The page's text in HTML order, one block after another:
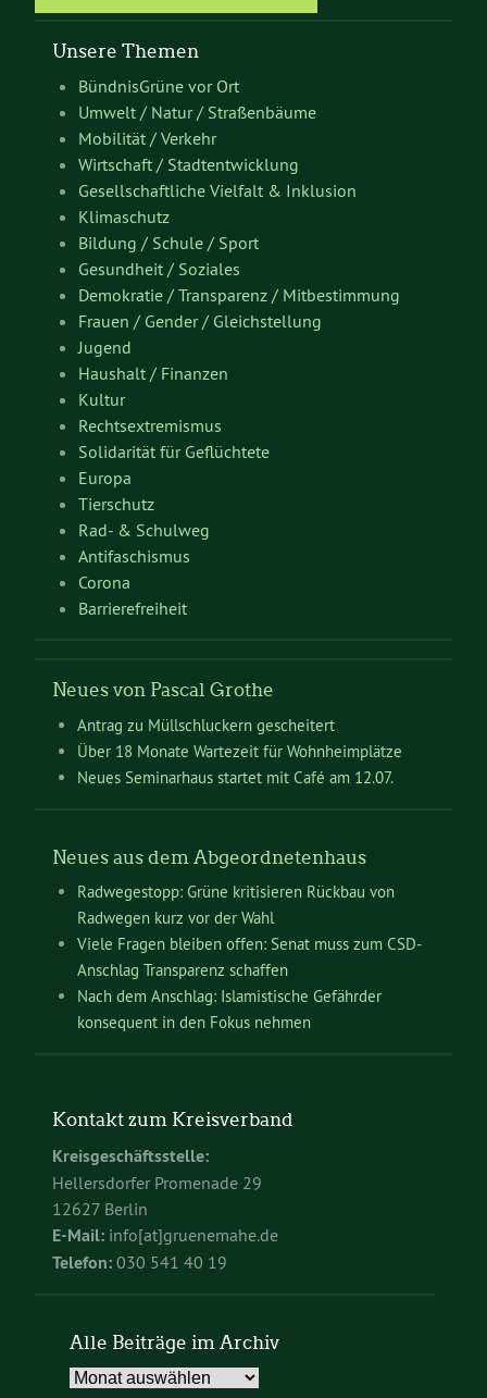
Unsere Themen
BündnisGrüne vor Ort
Umwelt / Natur / Straßenbäume
Mobilität / Verkehr
Wirtschaft / Stadtentwicklung
Gesellschaftliche Vielfalt & Inklusion
Klimaschutz
Bildung / Schule / Sport
Gesundheit / Soziales
Demokratie / Transparenz / Mitbestimmung
Frauen / Gender / Gleichstellung
Jugend
Haushalt / Finanzen
Kultur
Rechtsextremismus
Solidarität für Geflüchtete
Europa
Tierschutz
Rad- & Schulweg
Antifaschismus
Corona
Barrierefreiheit
Neues von Pascal Grothe
Antrag zu Müllschluckern gescheitert
Über 18 Monate Wartezeit für Wohnheimplätze
Neues Seminarhaus startet mit Café am 12.07.
Neues aus dem Abgeordnetenhaus
Radwegestopp: Grüne kritisieren Rückbau von
Radwegen kurz vor der Wahl
Viele Fragen bleiben offen: Senat muss zum CSD-
Anschlag Transparenz schaffen
Nach dem Anschlag: Islamistische Gefährder
konsequent in den Fokus nehmen
Kontakt zum Kreisverband
Kreisgeschäftsstelle:
Hellersdorfer Promenade 29
12627 Berlin
E-Mail: info[at]gruenemahe.de
Telefon: 030 541 40 19
Alle Beiträge im Archiv
Alle